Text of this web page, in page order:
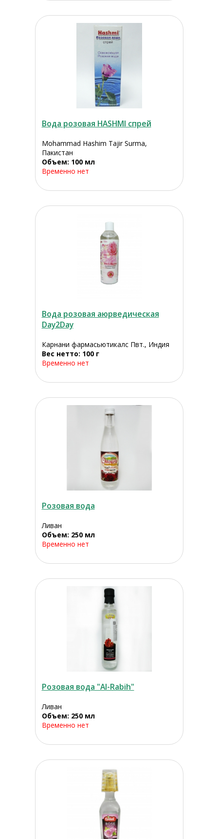
Вода розовая HASHMI спрей
Mohammad Hashim Tajir Surma,
Пакистан
Объем: 100 мл
Временно нет
Вода розовая аюрведическая
Day2Day
Карнани фармасьютикалс Пвт., Индия
Вес нетто: 100 г
Временно нет
Розовая вода
Ливан
Объем: 250 мл
Временно нет
Розовая вода "Al-Rabih"
Ливан
Объем: 250 мл
Временно нет